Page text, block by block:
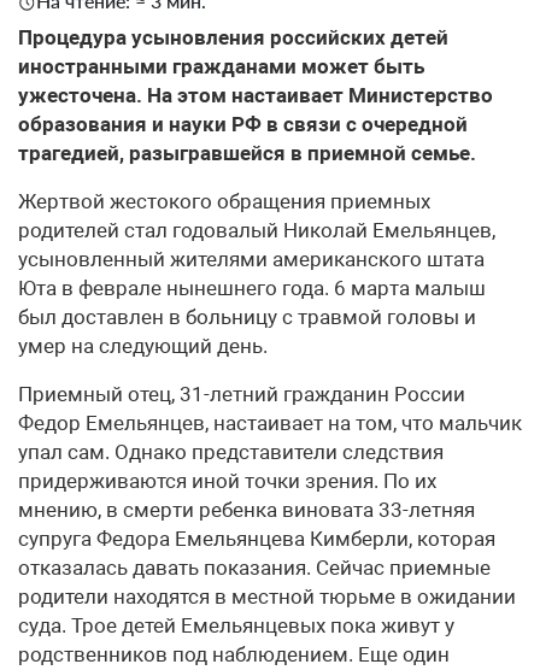
Процедура усыновления российских детей
иностранными гражданами может быть
ужесточена. На этом настаивает Министерство
образования и науки РФ в связи с очередной
трагедией, разыгравшейся в приемной семье.
Жертвой жестокого обращения приемных
родителей стал годовалый Николай Емельянцев,
усыновленный жителями американского штата
Юта в феврале нынешнего года. 6 марта малыш
был доставлен в больницу с травмой головы и
умер на следующий день.
Приемный отец, 31-летний гражданин России
Федор Емельянцев, настаивает на том, что мальчик
упал сам. Однако представители следствия
придерживаются иной точки зрения. По их
мнению, в смерти ребенка виновата 33-летняя
супруга Федора Емельянцева Кимберли, которая
отказалась давать показания. Сейчас приемные
родители находятся в местной тюрьме в ожидании
суда. Трое детей Емельянцевых пока живут у
родственников под наблюдением. Еще один